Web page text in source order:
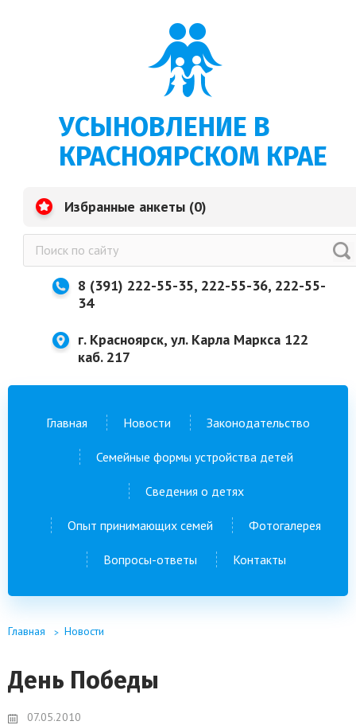
УСЫНОВЛЕНИЕ В
КРАСНОЯРСКОМ КРАЕ
Избранные анкеты (0)
8 (391) 222-55-35, 222-55-36, 222-55-
34
г. Красноярск, ул. Карла Маркса 122
каб. 217
Главная Новости Законодательство
Семейные формы устройства детей
Сведения о детях
Опыт принимающих семей Фотогалерея
Вопросы-ответы Контакты
Главная Новости
День Победы
07.05.2010